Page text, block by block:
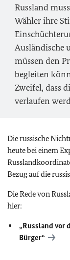
Russland
Wähler ihre
Ausländische
müssen den
begleiten
Zweifel, dass
verlaufen
Die russische
heute bei einem
Bezug auf die
Die Rede von
hier:
„Russland vor
Bürger“